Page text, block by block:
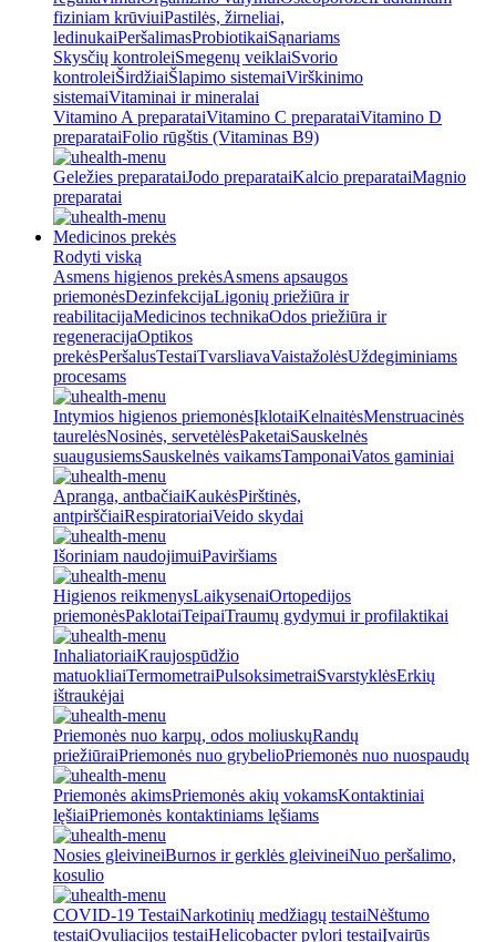
fiziniam krūviuiPastilės, žirneliai,
ledinukaiPeršalimasProbiotikaiSąnariams
Skysčių kontroleiSmegenų veiklaiSvorio
kontroleiŠirdžiaiŠlapimo sistemaiVirškinimo
sistemaiVitaminai ir mineralai
Vitamino A preparataiVitamino C preparataiVitamino D
preparataiFolio rūgštis (Vitaminas B9)
Geležies preparataiJodo preparataiKalcio preparataiMagnio
preparatai
Medicinos prekės
Rodyti viską
Asmens higienos prekėsAsmens apsaugos
priemonėsDezinfekcijaLigonių priežiūra ir
reabilitacijaMedicinos technikaOdos priežiūra ir
regeneracijaOptikos
prekėsPeršalusTestaiTvarsliavaVaistažolėsUždegiminiams
procesams
Intymios higienos priemonėsĮklotaiKelnaitėsMenstruacinės
taurelėsNosinės, servetėlėsPaketaiSauskelnės
suaugusiemsSauskelnės vaikamsTamponaiVatos gaminiai
Apranga, antbačiaiKaukėsPirštinės,
antpirščiaiRespiratoriaiVeido skydai
Išoriniam naudojimuiPaviršiams
Higienos reikmenysLaikysenaiOrtopedijos
priemonėsPaklotaiTeipaiTraumų gydymui ir profilaktikai
InhaliatoriaiKraujospūdžio
matuokliaiTermometraiPulsoksimetraiSvarstyklėsErkių
ištraukėjai
Priemonės nuo karpų, odos moliuskųRandų
priežiūraiPriemonės nuo grybelioPriemonės nuo nuospaudų
Priemonės akimsPriemonės akių vokamsKontaktiniai
lęšiaiPriemonės kontaktiniams lęšiams
Nosies gleivineiBurnos ir gerklės gleivineiNuo peršalimo,
kosulio
COVID-19 TestaiNarkotinių medžiagų testaiNėštumo
testaiOvuliacijos testaiHelicobacter pylori testaiĮvairūs